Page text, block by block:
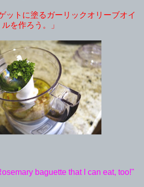
ットに塗るガーリックオリーブオイ
ルを作ろう。」
baguette that I can eat, too!"